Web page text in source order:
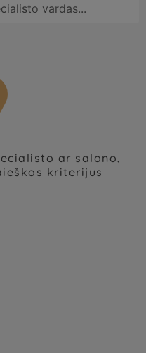
ar salono,
kriterijus